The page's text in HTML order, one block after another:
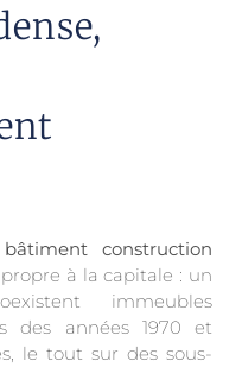
construction
à la capitale : un
immeubles
des années 1970 et
le tout sur des sous-